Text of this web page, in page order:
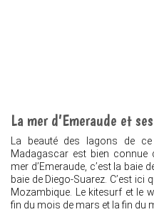
La mer d’Emeraude et
La beauté des lagons de
Madagascar est bien connue
mer d’Emeraude, c’est la baie
baie de Diego-Suarez. C’est ici
Mozambique. Le kitesurf et le
fin du mois de mars et la fin du